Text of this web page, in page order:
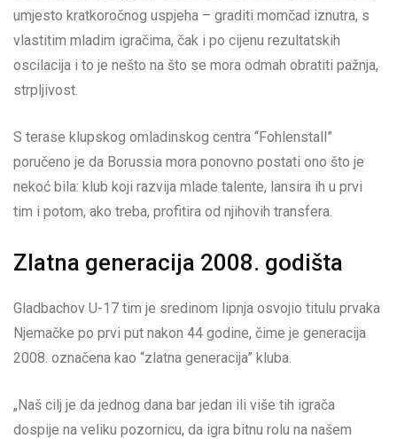
umjesto kratkoročnog uspjeha – graditi momčad iznutra, s
vlastitim mladim igračima, čak i po cijenu rezultatskih
oscilacija i to je nešto na što se mora odmah obratiti pažnja,
strpljivost.
S terase klupskog omladinskog centra “Fohlenstall”
poručeno je da Borussia mora ponovno postati ono što je
nekoć bila: klub koji razvija mlade talente, lansira ih u prvi
tim i potom, ako treba, profitira od njihovih transfera.
Zlatna generacija 2008. godišta
Gladbachov U-17 tim je sredinom lipnja osvojio titulu prvaka
Njemačke po prvi put nakon 44 godine, čime je generacija
2008. označena kao “zlatna generacija” kluba.
„Naš cilj je da jednog dana bar jedan ili više tih igrača
dospije na veliku pozornicu, da igra bitnu rolu na našem